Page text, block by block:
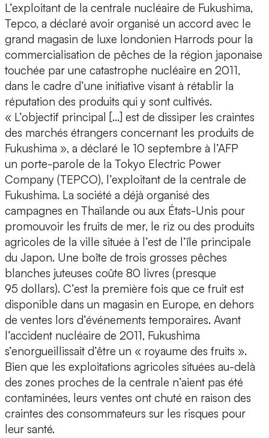
L’exploitant de la centrale nucléaire de Fukushima,
Tepco, a déclaré avoir organisé un accord avec le
grand magasin de luxe londonien Harrods pour la
commercialisation de pêches de la région japonaise
touchée par une catastrophe nucléaire en 2011,
dans le cadre d’une initiative visant à rétablir la
réputation des produits qui y sont cultivés.
« L’objectif principal […] est de dissiper les craintes
des marchés étrangers concernant les produits de
Fukushima », a déclaré le 10 septembre à l’AFP
un porte-parole de la Tokyo Electric Power
Company (TEPCO), l’exploitant de la centrale de
Fukushima. La société a déjà organisé des
campagnes en Thaïlande ou aux États-Unis pour
promouvoir les fruits de mer, le riz ou des produits
agricoles de la ville située à l’est de l’île principale
du Japon. Une boîte de trois grosses pêches
blanches juteuses coûte 80 livres (presque
95 dollars). C’est la première fois que ce fruit est
disponible dans un magasin en Europe, en dehors
de ventes lors d’événements temporaires. Avant
l’accident nucléaire de 2011, Fukushima
s’enorgueillissait d’être un « royaume des fruits ».
Bien que les exploitations agricoles situées au-delà
des zones proches de la centrale n’aient pas été
contaminées, leurs ventes ont chuté en raison des
craintes des consommateurs sur les risques pour
leur santé.